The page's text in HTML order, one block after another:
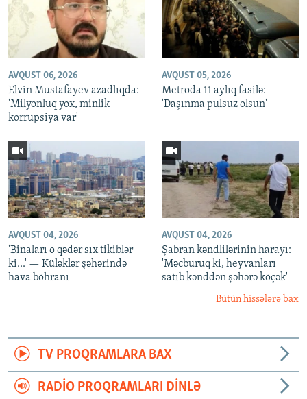
AVQUST 06, 2026
Elvin Mustafayev azadlıqda:
'Milyonluq yox, minlik
korrupsiya var'
AVQUST 05, 2026
Metroda 11 aylıq fasilə:
'Daşınma pulsuz olsun'
AVQUST 04, 2026
'Binaları o qədər sıx tikiblər
ki...' — Küləklər şəhərində
hava böhranı
AVQUST 04, 2026
Şabran kəndlilərinin harayı:
'Məcburuq ki, heyvanları
satıb kənddən şəhərə köçək'
Bütün hissələrə bax
TV PROQRAMLARA BAX
RADIO PROQRAMLARI DINLƏ